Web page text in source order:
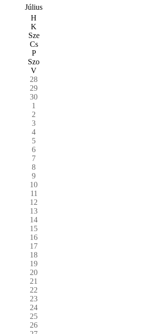
Július
H
K
Sze
Cs
P
Szo
V
28
29
30
1
2
3
4
5
6
7
8
9
10
11
12
13
14
15
16
17
18
19
20
21
22
23
24
25
26